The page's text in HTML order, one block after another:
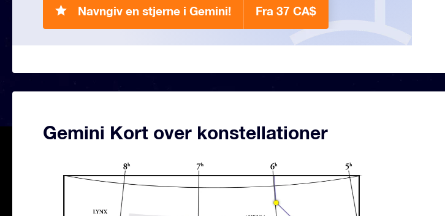
Navngiv en stjerne i Gemini! Fra 37 CA$
Gemini Kort over konstellationer